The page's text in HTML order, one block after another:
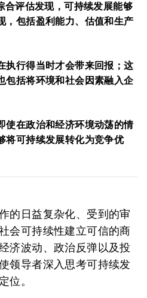
评估发现，可持续发展能够
，包括盈利能力、估值和生产
执行得当时才会带来回报；这
包括将环境和社会因素融入企
使在政治和经济环境动荡的情
将可持续发展转化为竞争优
的日益复杂化、受到的审
会可持续性建立可信的商
济波动、政治反弹以及投
领导者深入思考可持续发
位。